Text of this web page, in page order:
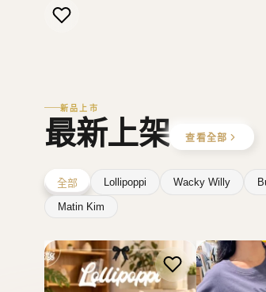
新品上市
最新上架 查看全部
全部 Lollipoppi Wacky Willy
Matin Kim